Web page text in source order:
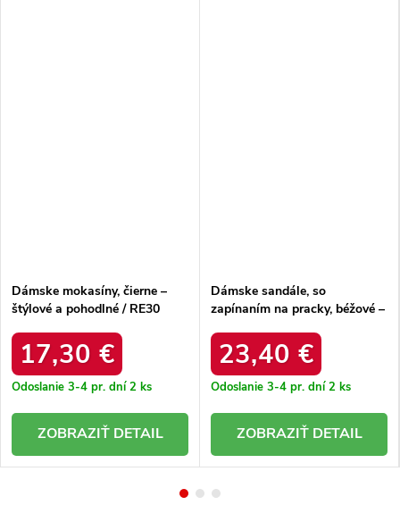
Dámske mokasíny, čierne –
štýlové a pohodlné / RE30
17,30 €
Odoslanie 3-4 pr. dní2 ks
DETAIL
Dámske sandále, so
zapínaním na pracky, béžové –
BEIGE
23,40 €
Odoslanie 3-4 pr. dní2 ks
DETAIL